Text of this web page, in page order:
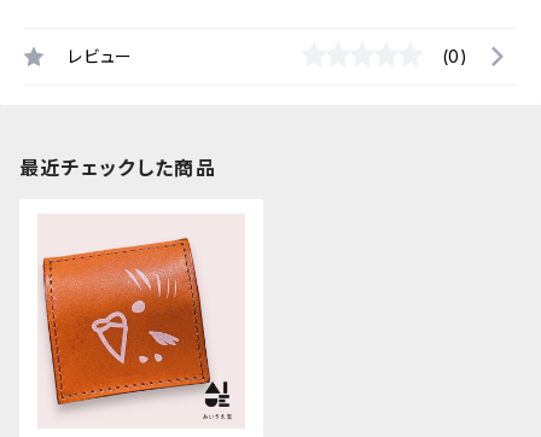
レビュー (0)
最近チェックした商品